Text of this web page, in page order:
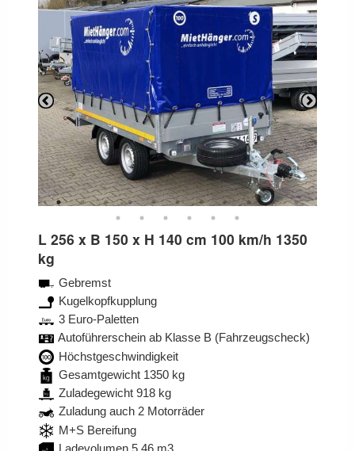
Previous
L 256 x B 150 x H 140 cm 100 km/h 1350
kg
Gebremst
Kugelkopfkupplung
3 Euro-Paletten
Autoführerschein ab Klasse B (Fahrzeugscheck)
Höchstgeschwindigkeit
Gesamtgewicht 1350 kg
Zuladegewicht 918 kg
Zuladung auch 2 Motorräder
M+S Bereifung